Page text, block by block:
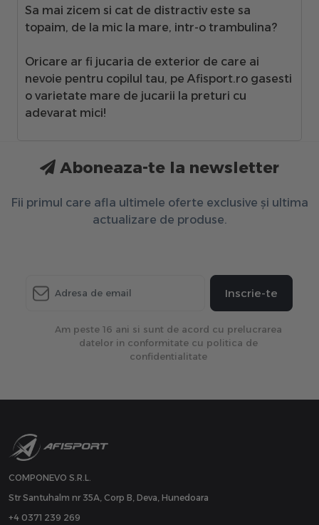
Sa mai zicem si cat de distractiv este sa
topaim, de la mic la mare, intr-o trambulina?
Oricare ar fi jucaria de exterior de care ai
nevoie pentru copilul tau, pe Afisport.ro gasesti
o varietate mare de jucarii la preturi cu
adevarat mici!
Aboneaza-te la newsletter
Fii primul care afla ultimele oferte exclusive și ultima
actualizare de produse.
Inscrie-te
Am peste 16 ani si sunt de acord cu prelucrarea
datelor in conformitate cu politica de
confidentialitate
COMPONEVO S.R.L.
Str Santuhalm nr 35A, Corp B, Deva, Hunedoara
+4 0371 239 269